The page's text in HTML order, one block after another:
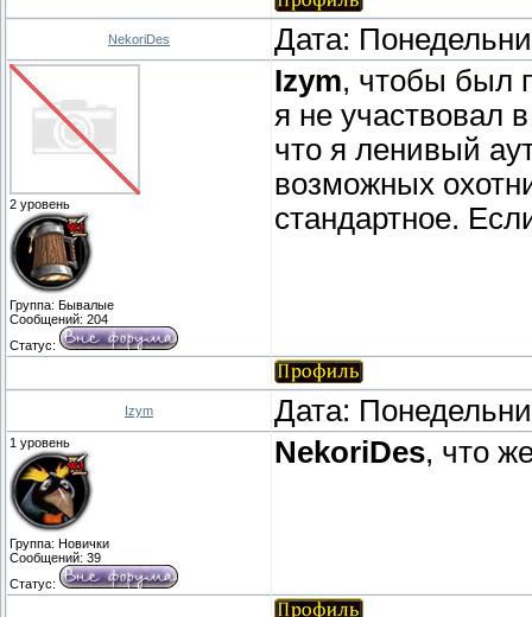
NekoriDes Дата:
2 уровень
Группа: Бывалые
Сообщений: 204
Статус:
Izym, чтобы был
я не участвовал
что я ленивый
возможных
стандартное.
Izym Дата:
1 уровень
Группа: Новички
Сообщений: 39
Статус:
NekoriDes, что